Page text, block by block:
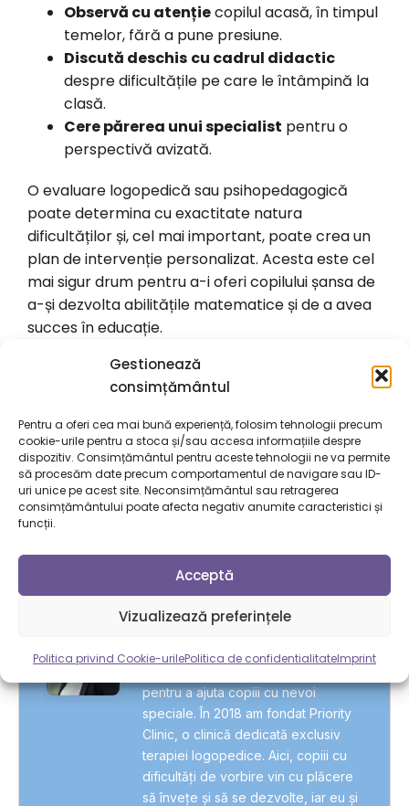
Gestionează
consimțământul
Pentru a oferi cea mai bună experiență, folosim tehnologii precum
cookie-urile pentru a stoca și/sau accesa informațiile despre
dispozitiv. Consimțământul pentru aceste tehnologii ne va permite
să procesăm date precum comportamentul de navigare sau ID-
uri unice pe acest site. Neconsimțământul sau retragerea
consimțământului poate afecta negativ anumite caracteristici și
funcții.
Acceptă
Vizualizează preferințele
Politica privind Cookie-urilePolitica de confidentialitateImprint
Observă cu atențiecopilul acasă, în timpul
temelor, fără a pune presiune.
Discută deschis cu cadrul didactic
despre dificultățile pe care le întâmpină la
clasă.
Cere părerea unui specialist pentru o
perspectivă avizată.
O evaluare logopedică sau psihopedagogică
poate determina cu exactitate natura
dificultăților și, cel mai important, poate crea un
plan de intervenție personalizat. Acesta este cel
mai sigur drum pentru a-i oferi copilului șansa de
a-și dezvolta abilitățile matematice și de a avea
succes în educație.
Dacă vrei claritate și soluții adaptate pentru
copilul tău, echipaPriority Clinic
Consultație Acum«
Citeste si11 repere in dezvoltarea abilitatilor
matematice
UNGUREANU GEORGIANA
pentru a ajuta copiii cu nevoi
speciale. În 2018 am fondat Priority
Clinic, o clinică dedicată exclusiv
terapiei logopedice. Aici, copiii cu
dificultăți de vorbire vin cu plăcere
să învețe și să se dezvolte, iar eu și